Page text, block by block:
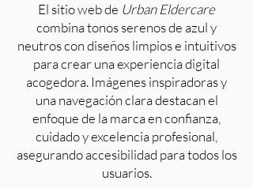
El sitio web de Urban Eldercare
combina tonos serenos de azul y
neutros con diseños limpios e intuitivos
para crear una experiencia digital
acogedora. Imágenes inspiradoras y
una navegación clara destacan el
enfoque de la marca en confianza,
cuidado y excelencia profesional,
asegurando accesibilidad para todos los
usuarios.